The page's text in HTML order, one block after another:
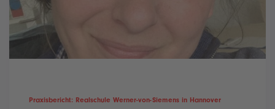
Praxisbericht: Realschule Werner-von-Siemens in Hannover